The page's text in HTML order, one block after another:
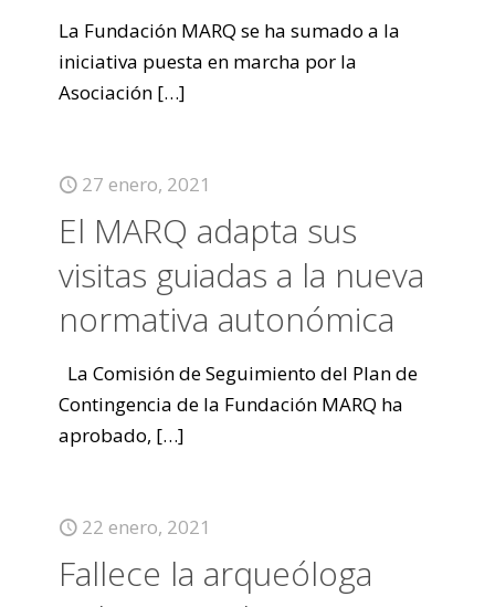
La Fundación MARQ se ha sumado a la
iniciativa puesta en marcha por la
Asociación […]
27 enero, 2021
El MARQ adapta sus
visitas guiadas a la nueva
normativa autonómica
La Comisión de Seguimiento del Plan de
Contingencia de la Fundación MARQ ha
aprobado, […]
22 enero, 2021
Fallece la arqueóloga